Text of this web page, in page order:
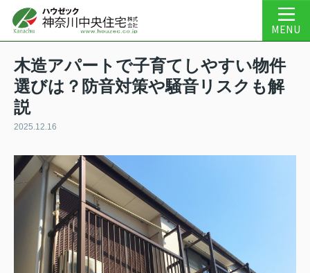
MENU
木造アパートで子育てしやすい物件
選びは？防音対策や騒音リスクも解
説
2025.12.16